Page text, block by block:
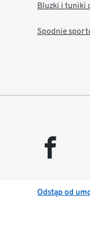
Bluzki i tuniki
Spodnie
facebook
Odstąp od